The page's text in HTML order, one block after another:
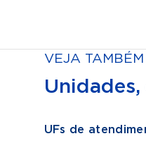
VEJA TAMBÉM
UFs de